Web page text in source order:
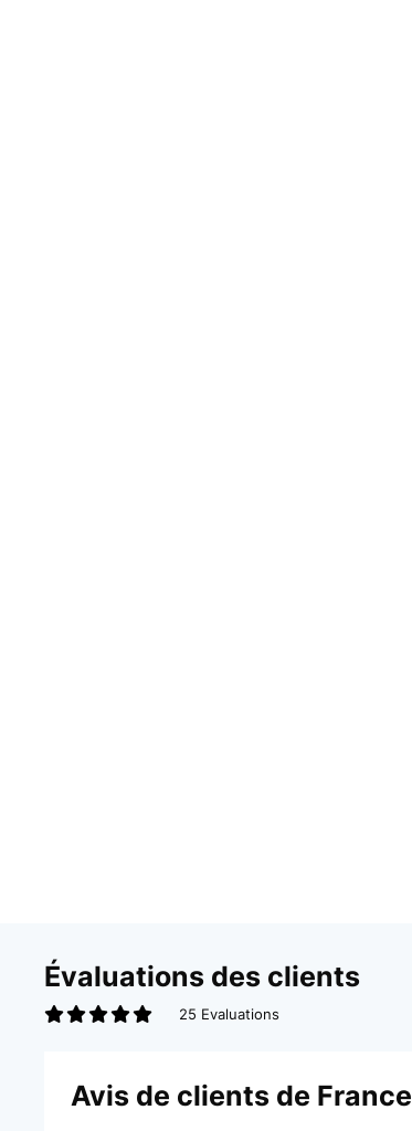
Évaluations des clients
25 Evaluations
Avis de clients de France